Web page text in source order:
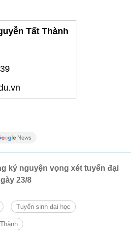
Tất Thành
ký nguyện vọng xét tuyển đại
23/8
Tuyển sinh đại học